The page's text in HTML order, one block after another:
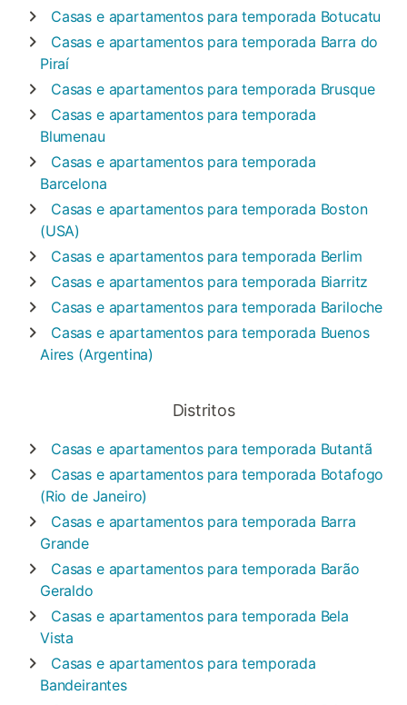
Casas e apartamentos para temporada Botucatu
Casas e apartamentos para temporada Barra do
Piraí
Casas e apartamentos para temporada Brusque
Casas e apartamentos para temporada
Blumenau
Casas e apartamentos para temporada
Barcelona
Casas e apartamentos para temporada Boston
(USA)
Casas e apartamentos para temporada Berlim
Casas e apartamentos para temporada Biarritz
Casas e apartamentos para temporada Bariloche
Casas e apartamentos para temporada Buenos
Aires (Argentina)
Distritos
Casas e apartamentos para temporada Butantã
Casas e apartamentos para temporada Botafogo
(Rio de Janeiro)
Casas e apartamentos para temporada Barra
Grande
Casas e apartamentos para temporada Barão
Geraldo
Casas e apartamentos para temporada Bela
Vista
Casas e apartamentos para temporada
Bandeirantes